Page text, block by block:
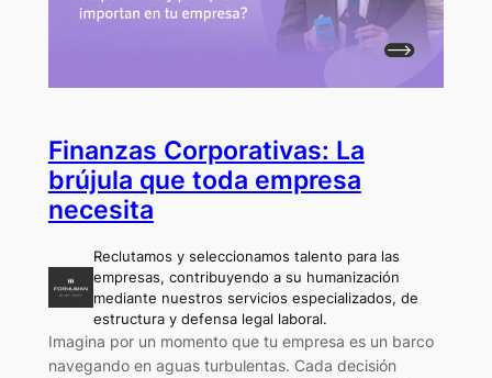
Finanzas Corporativas: La
brújula que toda empresa
necesita
Reclutamos y seleccionamos talento para las
empresas, contribuyendo a su humanización
mediante nuestros servicios especializados, de
estructura y defensa legal laboral.
Imagina por un momento que tu empresa es un barco
navegando en aguas turbulentas. Cada decisión